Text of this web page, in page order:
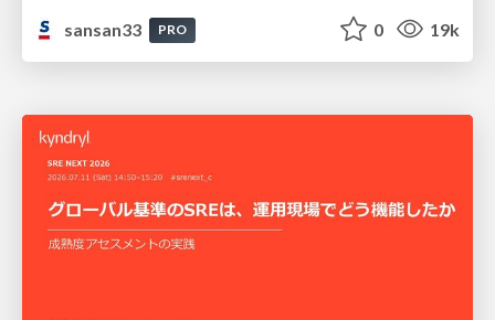
sansan33
PRO 0 19k